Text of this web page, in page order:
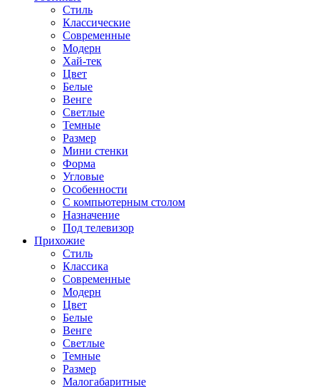
Стиль
Классические
Современные
Модерн
Хай-тек
Цвет
Белые
Венге
Светлые
Темные
Размер
Мини стенки
Форма
Угловые
Особенности
С компьютерным столом
Назначение
Под телевизор
Прихожие
Стиль
Классика
Современные
Модерн
Цвет
Белые
Венге
Светлые
Темные
Размер
Малогабаритные